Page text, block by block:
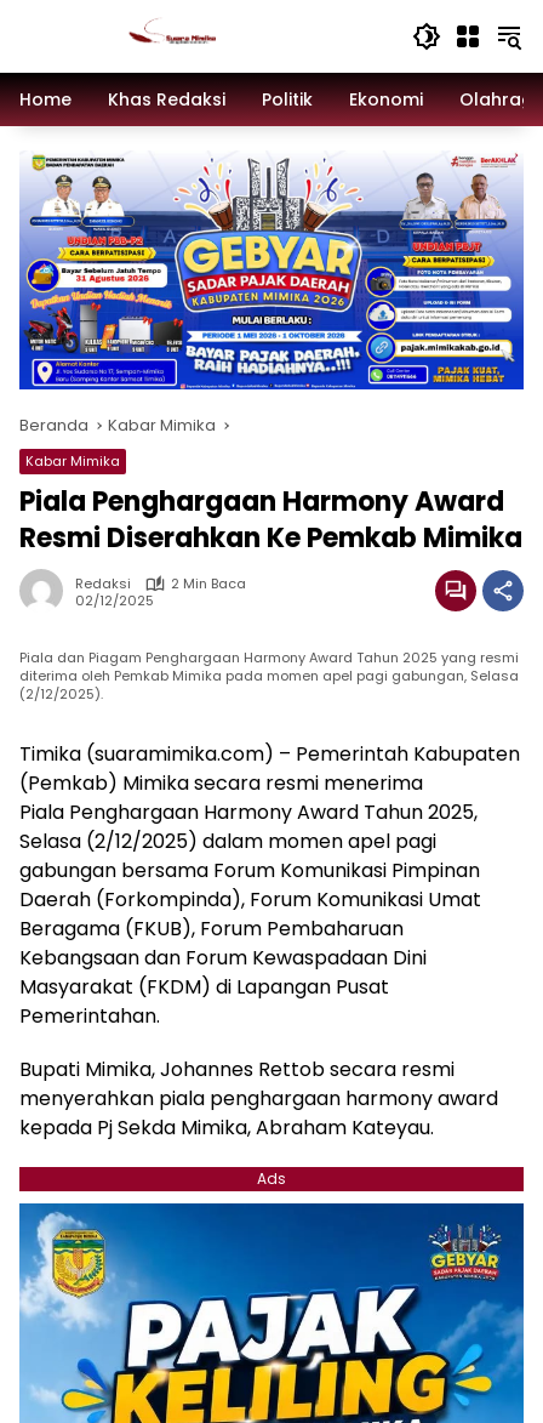
Home
Khas Redaksi Politik Ekonomi
Beranda Kabar Mimika
Kabar Mimika
Piala Penghargaan Harmony Award
Resmi Diserahkan Ke Pemkab Mimika
Redaksi
2 Min Baca
02/12/2025
Piala dan Piagam Penghargaan Harmony Award Tahun 2025 yang resmi
diterima oleh Pemkab Mimika pada momen apel pagi gabungan, Selasa
(2/12/2025).
Timika (suaramimika.com) – Pemerintah Kabupaten
(Pemkab) Mimika secara resmi menerima
Piala Penghargaan Harmony Award Tahun 2025,
Selasa (2/12/2025) dalam momen apel pagi
gabungan bersama Forum Komunikasi Pimpinan
Daerah (Forkompinda), Forum Komunikasi Umat
Beragama (FKUB), Forum Pembaharuan
Kebangsaan dan Forum Kewaspadaan Dini
Masyarakat (FKDM) di Lapangan Pusat
Pemerintahan.
Bupati Mimika, Johannes Rettob secara resmi
menyerahkan piala penghargaan harmony award
kepada Pj Sekda Mimika, Abraham Kateyau.
Ads